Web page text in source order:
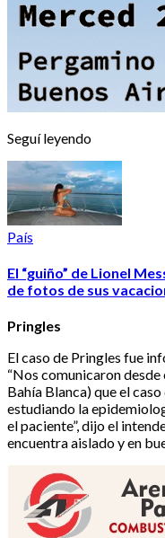
Seguí leyendo
País
El “guiño” de Lionel
de fotos de sus
Pringles
El caso de Pringles fue
“Nos comunicaron
Bahía Blanca) que el
estudiando la
el paciente”, dijo el
encuentra aislado y en